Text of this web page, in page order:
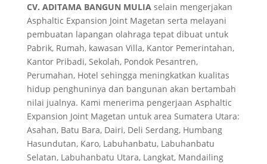
CV. ADITAMA BANGUN MULIAselain mengerjakan
Asphaltic Expansion Joint Magetan serta melayani
pembuatan lapangan olahraga tepat dibuat untuk
Pabrik, Rumah, kawasan Villa, Kantor Pemerintahan,
Kantor Pribadi, Sekolah, Pondok Pesantren,
Perumahan, Hotel sehingga meningkatkan kualitas
hidup penghuninya dan bangunan akan bertambah
nilai jualnya. Kami menerima pengerjaan Asphaltic
Expansion Joint Magetan untuk area Sumatera Utara:
Asahan, Batu Bara, Dairi, Deli Serdang, Humbang
Hasundutan, Karo, Labuhanbatu, Labuhanbatu
Selatan, Labuhanbatu Utara, Langkat, Mandailing